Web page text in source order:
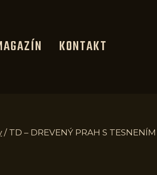
KONTAKT
/ TD – DREVENÝ PRAH S